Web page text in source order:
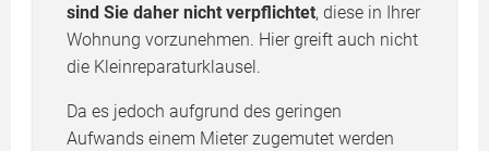
sind Sie daher nicht verpflichtet, diese in Ihrer
Wohnung vorzunehmen. Hier greift auch nicht
die Kleinreparaturklausel.
Da es jedoch aufgrund des geringen
Aufwands einem Mieter zugemutet werden